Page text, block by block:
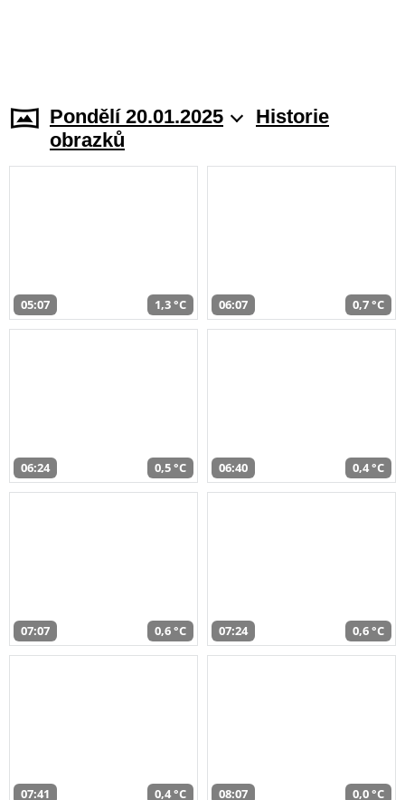
Pondělí 20.01.2025
Historie
obrazků
05:07 1,3 °C 06:07 0,7 °C
06:24 0,5 °C 06:40 0,4 °C
07:07 0,6 °C 07:24 0,6 °C
07:41 0,4 °C 08:07 0,0 °C